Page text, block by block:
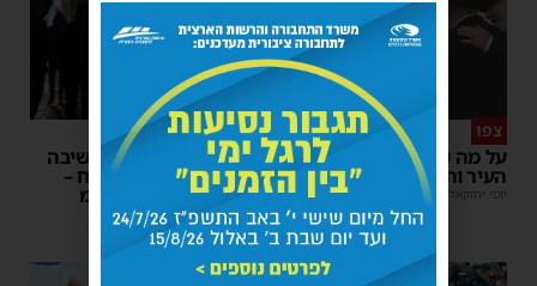
צפו
על מה שוחחו מ"מ ראש
העיר והחיד"א אברג׳ל?
יוסי יחזקאלי 23:37
פירות ההסתה
אימה באשדוד: בחור ישיבה
בן 13 נשדד באיומי רצח –
המשטרה הקימה צח”מ
מנחם דויטש |
22:32